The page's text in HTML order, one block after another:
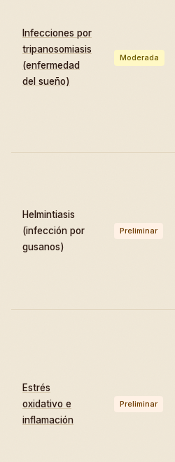
Infecciones por
tripanosomiasis
(enfermedad
del sueño)
Moderada
Helmintiasis
(infección por
gusanos)
Preliminar
Estrés
oxidativo e
inflamación
Preliminar